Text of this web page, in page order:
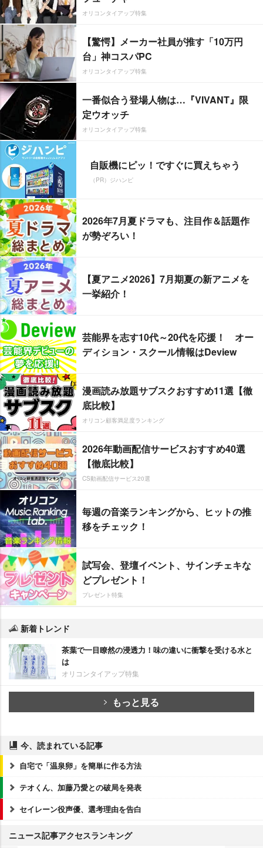
オリコンタイアップ特集
【驚愕】メーカー社員が推す「10万円
台」神コスパPC
オリコンタイアップ特集
一番似合う登場人物は…『VIVANT』限
定ウオッチ
オリコンタイアップ特集
自販機にピッ！ですぐに買えちゃう
（PR）ジハンピ
2026年7月夏ドラマも、注目作＆話題作
が勢ぞろい！
【夏アニメ2026】7月期夏の新アニメを
一挙紹介！
芸能界を志す10代～20代を応援！ オー
ディション・スクール情報はDeview
漫画読み放題サブスクおすすめ11選【徹
底比較】
オリコン顧客満足度ランキング
2026年動画配信サービスおすすめ40選
【徹底比較】
CS動画配信サービス20選
毎週の音楽ランキングから、ヒットの推
移をチェック！
試写会、登壇イベント、サインチェキな
どプレゼント！
プレゼント特集
新着トレンド
茶葉で一目瞭然の浸透力！味の違いに衝撃を受ける水と
は
オリコンタイアップ特集
もっと見る
今、読まれている記事
自宅で「温泉卵」を簡単に作る方法
テオくん、加藤乃愛との破局を発表
セイレーン役声優、選考理由を告白
ニュース記事アクセスランキング